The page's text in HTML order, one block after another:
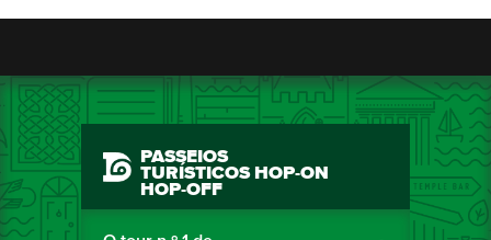
PASSEIOS
TURÍSTICOS HOP-ON
HOP-OFF